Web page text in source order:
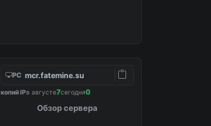
PC mcr.fatemine.su
копий IPв августе7сегодня0
Обзор сервера